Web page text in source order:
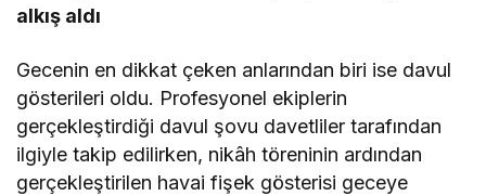
alkış aldı
Gecenin en dikkat çeken anlarından biri ise davul
gösterileri oldu. Profesyonel ekiplerin
gerçekleştirdiği davul şovu davetliler tarafından
ilgiyle takip edilirken, nikâh töreninin ardından
gerçekleştirilen havai fişek gösterisi geceye